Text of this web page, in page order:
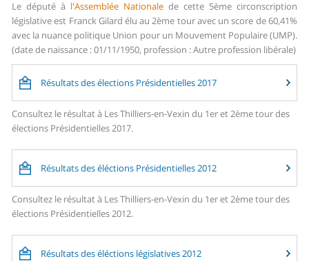
Le député à l'Assemblée Nationale de cette 5ème circonscription
législative est Franck Gilard élu au 2ème tour avec un score de 60,41%
avec la nuance politique Union pour un Mouvement Populaire (UMP).
(date de naissance : 01/11/1950, profession : Autre profession libérale)
Résultats des élections Présidentielles 2017
Consultez le résultat à Les Thilliers-en-Vexin du 1er et 2ème tour des
élections Présidentielles 2017.
Résultats des éléctions Présidentielles 2012
Consultez le résultat à Les Thilliers-en-Vexin du 1er et 2ème tour des
élections Présidentielles 2012.
Résultats des éléctions législatives 2012